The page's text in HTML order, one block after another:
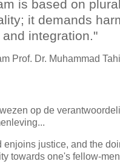
is based on
it demands
and integration."
Prof. Dr. Muhammad
op de
enjoins justice, and the
towards one's fellow-